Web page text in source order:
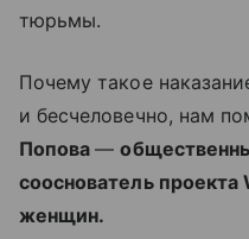
тюрьмы.
Почему такое
и бесчеловечно, нам
Попова—
сооснователь
женщин.